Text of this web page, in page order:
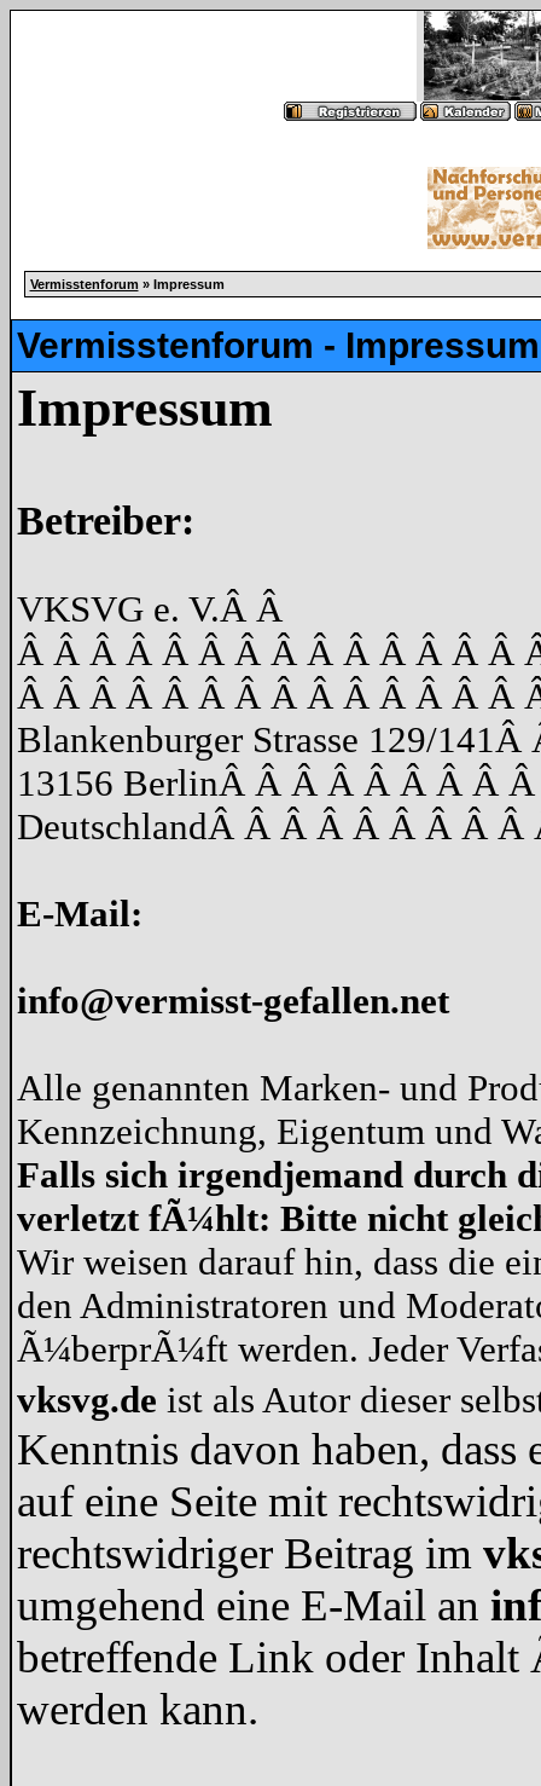
Vermisstenforum » Impressum
Vermisstenforum - Impressum
Impressum
Betreiber:
VKSVG e. V.Â Â
Â Â Â Â Â Â Â Â Â Â Â Â Â Â
Â Â Â Â Â Â Â Â Â Â Â Â Â Â
Blankenburger Strasse 129/141Â
13156 BerlinÂ Â Â Â Â Â Â Â
DeutschlandÂ Â Â Â Â Â Â Â
E-Mail:
info@vermisst-gefallen.net
Alle genannten Marken- und
Kennzeichnung, Eigentum und
Falls sich irgendjemand durch
verletzt fÃ¼hlt: Bitte nicht
Wir weisen darauf hin, dass die
den Administratoren und
Ã¼berprÃ¼ft werden. Jeder
vksvg.de ist als Autor dieser
Kenntnis davon haben,
auf eine Seite mit
rechtswidriger Beitrag im
umgehend eine E-Mail an
betreffende Link oder
werden kann.